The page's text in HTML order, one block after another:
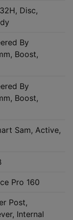
Disc,
By
Boost,
By
Boost,
Sam, Active,
Pro 160
Post,
Internal